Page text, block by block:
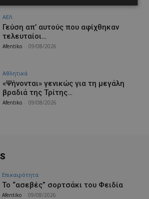
ΑΕΛ
Γεύση απ’ αυτούς που αφίχθηκαν
τελευταίοι…
Afentiko 09/08/2026
Αθλητικά
«Ψήνονται» γενικώς για τη μεγάλη
βραδιά της Τρίτης…
Afentiko 09/08/2026
Επικαιρότητα
Το “ασεβές” σορτσάκι του Φειδία
Afentiko 09/08/2026